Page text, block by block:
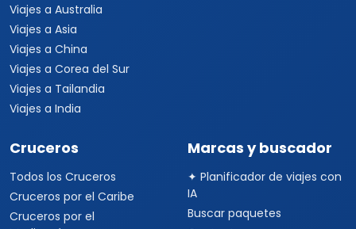
Viajes a Australia
Viajes a Asia
Viajes a China
Viajes a Corea del Sur
Viajes a Tailandia
Viajes a India
Cruceros
Todos los Cruceros
Cruceros por el Caribe
Cruceros por el
Marcas y buscador
✦ Planificador de viajes con
IA
Buscar paquetes